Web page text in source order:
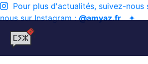
Pour plus d'actualités, suivez-nous
nous sur Instagram :@amyaz.fr✦